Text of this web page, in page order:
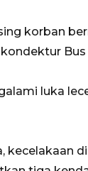
korban
Bus
luka
kecelakaan